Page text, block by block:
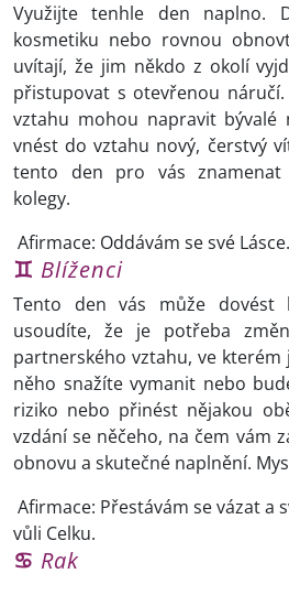
Využijte tenhle den naplno.
kosmetiku nebo rovnou
uvítají, že jim někdo z okolí
přistupovat s otevřenou
vztahu mohou napravit bývalé
vnést do vztahu nový, čerstvý
tento den pro vás znamenat
kolegy.
Afirmace: Oddávám se své Lásce.
♊ Blíženci
Tento den vás může dovést
usoudíte, že je potřeba
partnerského vztahu, ve
něho snažíte vymanit nebo
riziko nebo přinést nějakou
vzdání se něčeho, na čem vám
obnovu a skutečné naplnění.
Afirmace: Přestávám se vázat a
vůli Celku.
♋ Rak